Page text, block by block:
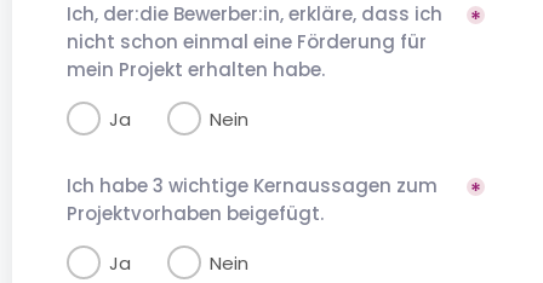
Ich, der:die Bewerber:in, erkläre, dass ich
nicht schon einmal eine Förderung für
mein Projekt erhalten habe.
Ja
Nein
Ich habe 3 wichtige Kernaussagen zum
Projektvorhaben beigefügt.
Ja
Nein